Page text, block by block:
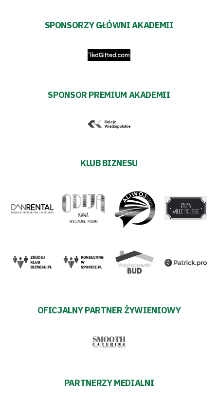
SPONSORZY GŁÓWNI AKADEMII
SPONSOR PREMIUM AKADEMII
KLUB BIZNESU
OFICJALNY PARTNER ŻYWIENIOWY
PARTNERZY MEDIALNI